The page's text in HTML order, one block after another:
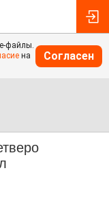
файлы.
на
Согласен